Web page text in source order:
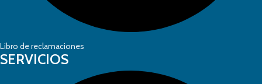
Libro de reclamaciones
SERVICIOS